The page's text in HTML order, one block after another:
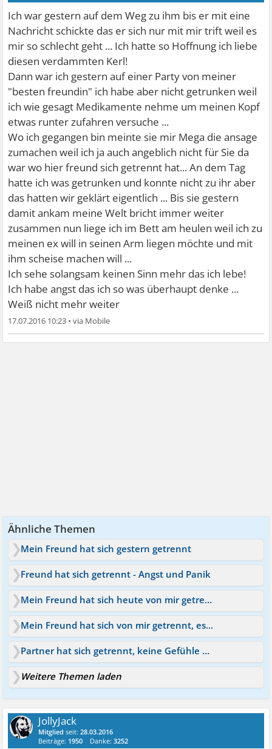
Ich war gestern auf dem Weg zu ihm bis er mit eine
Nachricht schickte das er sich nur mit mir trift weil es
mir so schlecht geht ... Ich hatte so Hoffnung ich liebe
diesen verdammten Kerl!
Dann war ich gestern auf einer Party von meiner
"besten freundin" ich habe aber nicht getrunken weil
ich wie gesagt Medikamente nehme um meinen Kopf
etwas runter zufahren versuche ...
Wo ich gegangen bin meinte sie mir Mega die ansage
zumachen weil ich ja auch angeblich nicht für Sie da
war wo hier freund sich getrennt hat... An dem Tag
hatte ich was getrunken und konnte nicht zu ihr aber
das hatten wir geklärt eigentlich ... Bis sie gestern
damit ankam meine Welt bricht immer weiter
zusammen nun liege ich im Bett am heulen weil ich zu
meinen ex will in seinen Arm liegen möchte und mit
ihm scheise machen will ...
Ich sehe solangsam keinen Sinn mehr das ich lebe!
Ich habe angst das ich so was überhaupt denke ...
Weiß nicht mehr weiter
17.07.2016 10:23 •
Ähnliche Themen
Mein Freund hat sich gestern getrennt
Freund hat sich getrennt - Angst und Panik
Mein Freund hat sich heute von mir getrennt
Mein Freund hat sich von mir getrennt, es tut so weh
Partner hat sich getrennt, keine Gefühle mehr!
Weitere Themen laden
JollyJack
Mitglied seit:28.03.2016
Beiträge: 1950 Danke:3252